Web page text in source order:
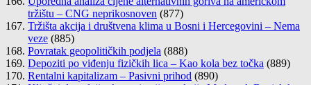
tržištu – CNG neprikosnoven (877)
Tržišta akcija i društvena klima u Bosni i Hercegovini – Nema
veze (885)
Povratak geopolitičkih podjela (888)
Depoziti po viđenju fizičkih lica – Kao kola bez točka (889)
Rentalni kapitalizam – Pasivni prihod (890)